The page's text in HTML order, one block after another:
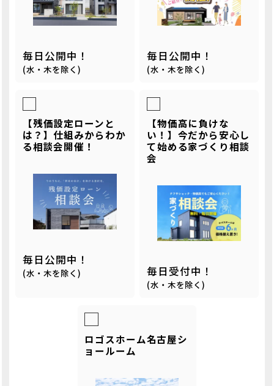
毎日公開中！
(水・木を除く)
毎日公開中！
(水・木を除く)
【残価設定ローンと
は？】仕組みからわか
る相談会開催！
毎日公開中！
(水・木を除く)
【物価高に負けな
い！】今だから安心し
て始める家づくり相談
会
毎日受付中！
(水・木を除く)
ロゴスホーム名古屋シ
ョールーム